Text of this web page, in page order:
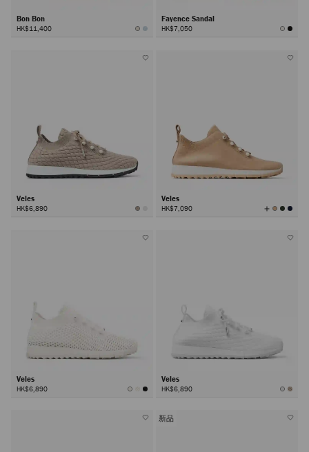
Bon Bon
HK$11,400
Fayence Sandal
HK$7,050
Veles
HK$6,890
Veles
HK$7,090 查
看
Veles
HK$6,890
Veles
HK$6,890
新品